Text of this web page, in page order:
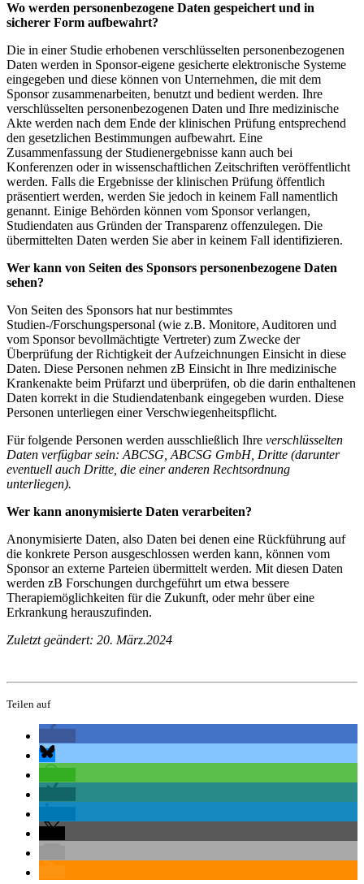
Wo werden personenbezogene Daten gespeichert und in
sicherer Form aufbewahrt?
Die in einer Studie erhobenen verschlüsselten personenbezogenen
Daten werden in Sponsor-eigene gesicherte elektronische Systeme
eingegeben und diese können von Unternehmen, die mit dem
Sponsor zusammenarbeiten, benutzt und bedient werden. Ihre
verschlüsselten personenbezogenen Daten und Ihre medizinische
Akte werden nach dem Ende der klinischen Prüfung entsprechend
den gesetzlichen Bestimmungen aufbewahrt. Eine
Zusammenfassung der Studienergebnisse kann auch bei
Konferenzen oder in wissenschaftlichen Zeitschriften veröffentlicht
werden. Falls die Ergebnisse der klinischen Prüfung öffentlich
präsentiert werden, werden Sie jedoch in keinem Fall namentlich
genannt. Einige Behörden können vom Sponsor verlangen,
Studiendaten aus Gründen der Transparenz offenzulegen. Die
übermittelten Daten werden Sie aber in keinem Fall identifizieren.
Wer kann von Seiten des Sponsors personenbezogene Daten
sehen?
Von Seiten des Sponsors hat nur bestimmtes
Studien-/Forschungspersonal (wie z.B. Monitore, Auditoren und
vom Sponsor bevollmächtigte Vertreter) zum Zwecke der
Überprüfung der Richtigkeit der Aufzeichnungen Einsicht in diese
Daten. Diese Personen nehmen zB Einsicht in Ihre medizinische
Krankenakte beim Prüfarzt und überprüfen, ob die darin enthaltenen
Daten korrekt in die Studiendatenbank eingegeben wurden. Diese
Personen unterliegen einer Verschwiegenheitspflicht.
Für folgende Personen werden ausschließlich Ihre verschlüsselten
Daten verfügbar sein: ABCSG, ABCSG GmbH, Dritte (darunter
eventuell auch Dritte, die einer anderen Rechtsordnung
unterliegen).
Wer kann anonymisierte Daten verarbeiten?
Anonymisierte Daten, also Daten bei denen eine Rückführung auf
die konkrete Person ausgeschlossen werden kann, können vom
Sponsor an externe Parteien übermittelt werden. Mit diesen Daten
werden zB Forschungen durchgeführt um etwa bessere
Therapiemöglichkeiten für die Zukunft, oder mehr über eine
Erkrankung herauszufinden.
Zuletzt geändert: 20. März.2024
Teilen auf